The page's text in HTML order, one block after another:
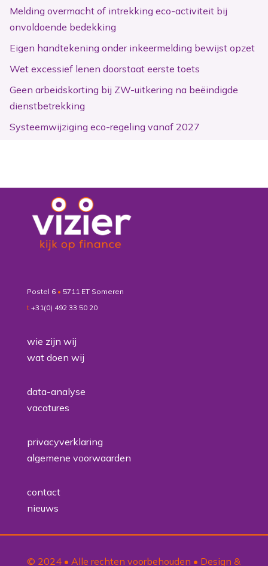
Melding overmacht of intrekking eco-activiteit bij
onvoldoende bedekking
Eigen handtekening onder inkeermelding bewijst opzet
Wet excessief lenen doorstaat eerste toets
Geen arbeidskorting bij ZW-uitkering na beëindigde
dienstbetrekking
Systeemwijziging eco-regeling vanaf 2027
Postel 6 • 5711 ET Someren
t +31(0) 492 33 50 20
wie zijn wij
wat doen wij
data-analyse
vacatures
privacyverklaring
algemene voorwaarden
contact
nieuws
© 2024 • Alle rechten voorbehouden • Design &